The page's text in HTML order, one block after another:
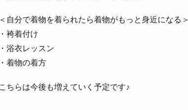
＜自分で着物を着られたら着物がもっと身近になる＞
・袴着付け
・浴衣レッスン
・着物の着方
こちらは今後も増えていく予定です♪